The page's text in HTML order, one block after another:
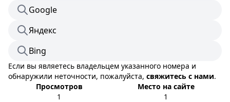
Google
Яндекс
Bing
Если вы являетесь владельцем указанного номера и
обнаружили неточности, пожалуйста, свяжитесь с нами.
Просмотров
1
Место на сайте
1